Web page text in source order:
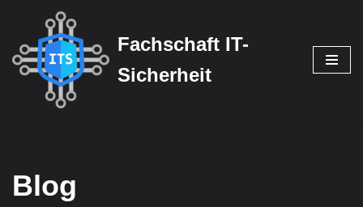
Zum
Inhalt
springen
Fachschaft IT-
Sicherheit
Blog